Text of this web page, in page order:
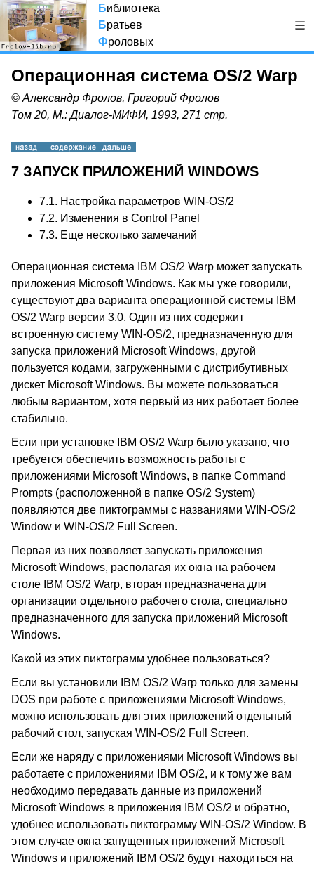
Библиотека
Братьев
Фроловых
Операционная система OS/2 Warp
© Александр Фролов, Григорий Фролов
Том 20, М.: Диалог-МИФИ, 1993, 271 стр.
7 ЗАПУСК ПРИЛОЖЕНИЙ WINDOWS
7.1. Настройка параметров WIN-OS/2
7.2. Изменения в Control Panel
7.3. Еще несколько замечаний
Операционная система IBM OS/2 Warp может запускать
приложения Microsoft Windows. Как мы уже говорили,
существуют два варианта операционной системы IBM
OS/2 Warp версии 3.0. Один из них содержит
встроенную систему WIN-OS/2, предназначенную для
запуска приложений Microsoft Windows, другой
пользуется кодами, загруженными с дистрибутивных
дискет Microsoft Windows. Вы можете пользоваться
любым вариантом, хотя первый из них работает более
стабильно.
Если при установке IBM OS/2 Warp было указано, что
требуется обеспечить возможность работы с
приложениями Microsoft Windows, в папке Command
Prompts (расположенной в папке OS/2 System)
появляются две пиктограммы с названиями WIN-OS/2
Window и WIN-OS/2 Full Screen.
Первая из них позволяет запускать приложения
Microsoft Windows, располагая их окна на рабочем
столе IBM OS/2 Warp, вторая предназначена для
организации отдельного рабочего стола, специально
предназначенного для запуска приложений Microsoft
Windows.
Какой из этих пиктограмм удобнее пользоваться?
Если вы установили IBM OS/2 Warp только для замены
DOS при работе с приложениями Microsoft Windows,
можно использовать для этих приложений отдельный
рабочий стол, запуская WIN-OS/2 Full Screen.
Если же наряду с приложениями Microsoft Windows вы
работаете с приложениями IBM OS/2, и к тому же вам
необходимо передавать данные из приложений
Microsoft Windows в приложения IBM OS/2 и обратно,
удобнее использовать пиктограмму WIN-OS/2 Window. В
этом случае окна запущенных приложений Microsoft
Windows и приложений IBM OS/2 будут находиться на